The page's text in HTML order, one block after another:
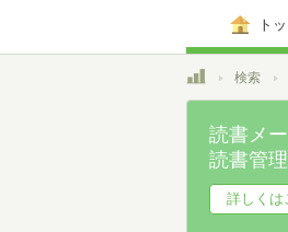
ト
トップ検索
読書メ
読書管理
詳しくは